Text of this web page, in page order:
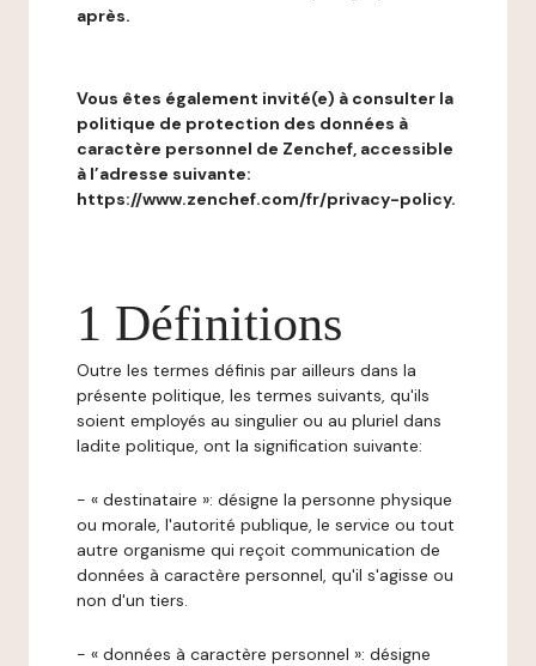
après.
Vous êtes également invité(e) à consulter la
politique de protection des données à
caractère personnel de Zenchef, accessible
à l’adresse suivante:
https://www.zenchef.com/fr/privacy-policy.
1 Définitions
Outre les termes définis par ailleurs dans la
présente politique, les termes suivants, qu'ils
soient employés au singulier ou au pluriel dans
ladite politique, ont la signification suivante:
- « destinataire »: désigne la personne physique
ou morale, l'autorité publique, le service ou tout
autre organisme qui reçoit communication de
données à caractère personnel, qu'il s'agisse ou
non d'un tiers.
- « données à caractère personnel »: désigne